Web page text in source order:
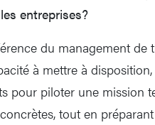
entreprises?
du management de
à mettre à
pour piloter une mission
tout en